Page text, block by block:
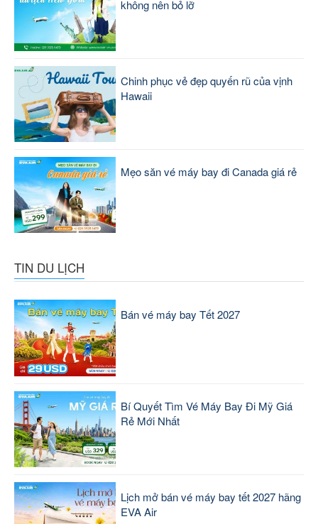
không nên bỏ lỡ
Chinh phục vẻ đẹp quyến rũ của vịnh
Hawaii
Mẹo săn vé máy bay đi Canada giá rẻ
TIN DU LỊCH
Bán vé máy bay Tết 2027
Bí Quyết Tìm Vé Máy Bay Đi Mỹ Giá
Rẻ Mới Nhất
Lịch mở bán vé máy bay tết 2027 hãng
EVA Air